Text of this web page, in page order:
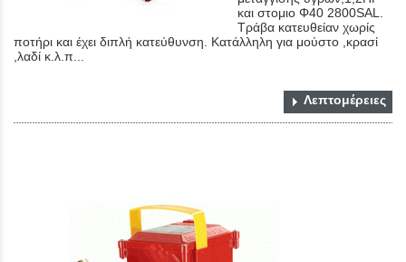
και στομιο Φ40 2800SAL.
Τράβα κατευθείαν χωρίς
ποτήρι και έχει διπλή κατεύθυνση. Κατάλληλη για μούστο ,κρασί
,λαδί κ.λ.π...
Λεπτομέρειες